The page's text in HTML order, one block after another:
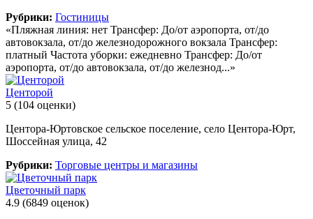
Рубрики: Гостиницы
«Пляжная линия: нет Трансфер: До/от аэропорта, от/до
автовокзала, от/до железнодорожного вокзала Трансфер:
платный Частота уборки: ежедневно Трансфер: До/от
аэропорта, от/до автовокзала, от/до железнод...»
Центорой
5 (104 оценки)
Центора-Юртовское сельское поселение, село Центора-Юрт,
Шоссейная улица, 42
Рубрики: Торговые центры и магазины
Цветочный парк
4.9 (6849 оценок)